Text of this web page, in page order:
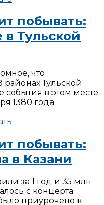
побывать:
Тульской
что
районах Тульской
события в этом месте
1380 года.
побывать:
в Казани
за 1 год и 35 млн
с концерта
приурочено к